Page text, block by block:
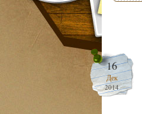
16
Дек
2014